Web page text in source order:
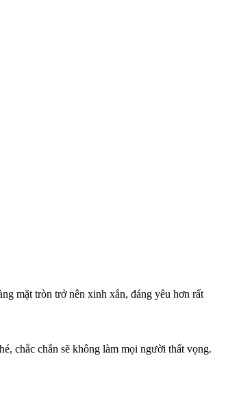
mặt tròn trở nên xinh xắn, đáng yêu hơn rất
chắc chắn sẽ không làm mọi người thất vọng.